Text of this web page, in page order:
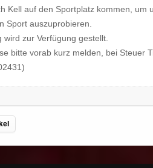
Kell auf den Sportplatz kommen, um
Sport auszuprobieren.
wird zur Verfügung gestellt.
bitte vorab kurz melden, bei Steuer